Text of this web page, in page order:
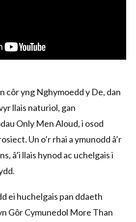
côr yng Nghymoedd y De, dan
llais naturiol, gan
Only Men Aloud, i osod
Un o’r rhai a ymunodd â’r
â’i llais hynod ac uchelgais i
ei huchelgais pan ddaeth
Gôr Cymunedol More Than